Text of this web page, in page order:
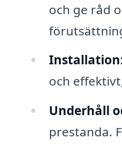
och ge råd
och
Underhåll
prestanda.